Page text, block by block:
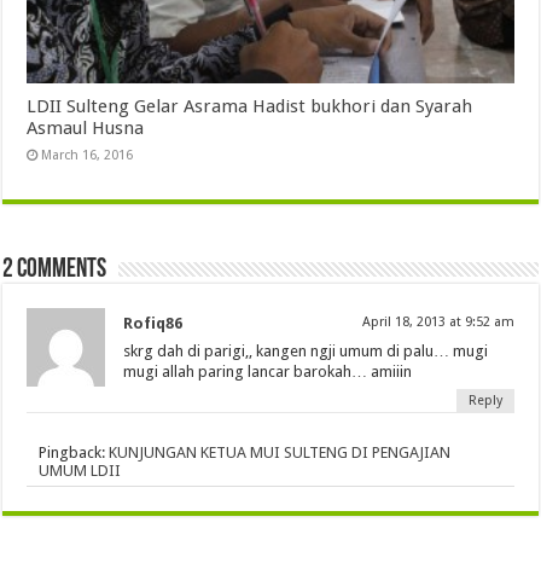
LDII Sulteng Gelar Asrama Hadist bukhori dan Syarah
Asmaul Husna
March 16, 2016
2 comments
Rofiq86 April 18, 2013 at 9:52 am
skrg dah di parigi,, kangen ngji umum di palu… mugi
mugi allah paring lancar barokah… amiiin
Reply
Pingback:KUNJUNGAN KETUA MUI SULTENG DI PENGAJIAN
UMUM LDII